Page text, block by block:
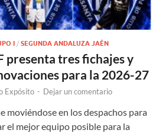
I / SEGUNDA ANDALUZA JAÉN
presenta tres fichajes y
para la 2026-27
Expósito - Dejar un comentario
moviéndose en los despachos para
el mejor equipo posible para la